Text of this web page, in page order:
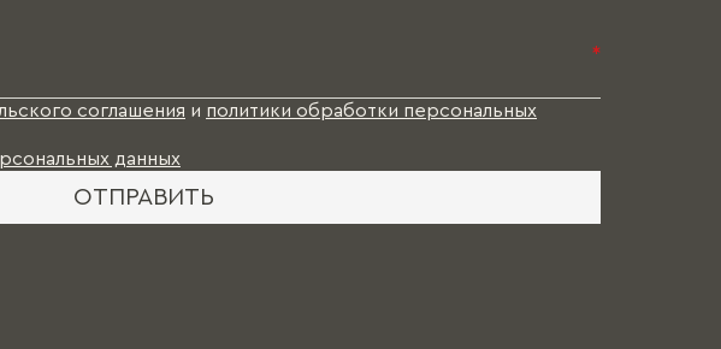
*
соглашения и политики обработки персональных
данных
ОТПРАВИТЬ